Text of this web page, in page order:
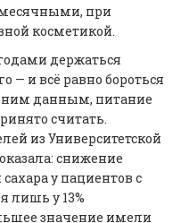
месячными, при
косметикой.
держаться
— и всё равно бороться
данным, питание
считать.
из Университетской
снижение
у пациентов с
лишь у 13%
значение имели